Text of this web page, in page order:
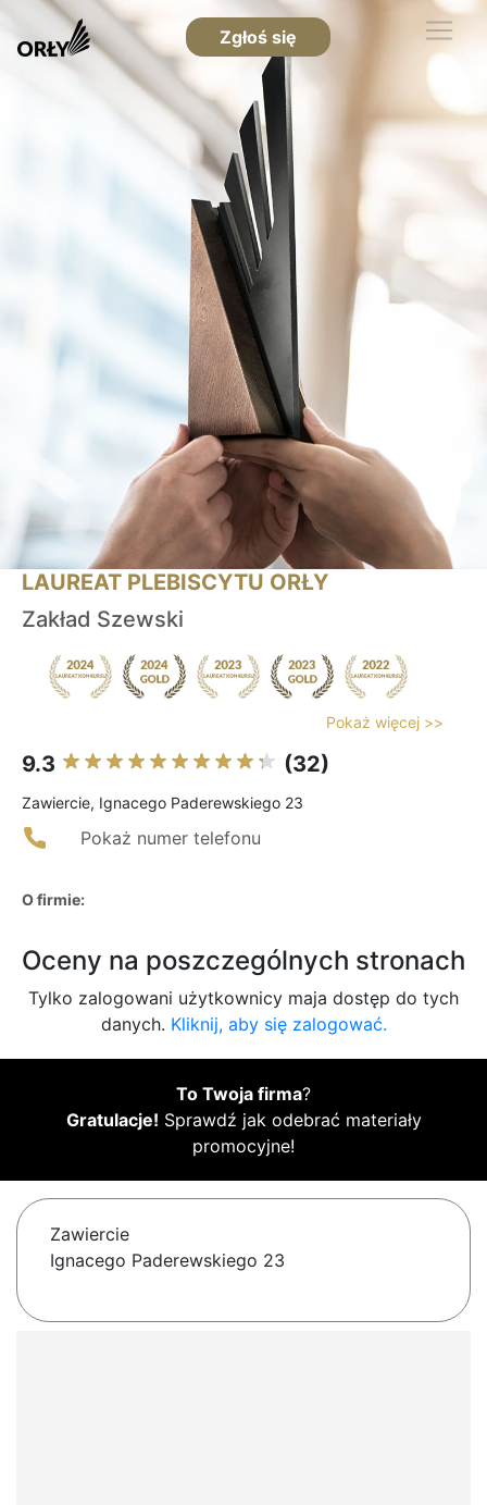
Zgłoś się
LAUREAT PLEBISCYTU ORŁY
Zakład Szewski
Pokaż więcej >>
9.3 (32)
Zawiercie, Ignacego Paderewskiego 23
Pokaż numer telefonu
O firmie:
Oceny na poszczególnych stronach
Tylko zalogowani użytkownicy maja dostęp do tych
danych. Kliknij, aby się zalogować.
To Twoja firma?
Gratulacje! Sprawdź jak odebrać materiały
promocyjne!
Zawiercie
Ignacego Paderewskiego 23